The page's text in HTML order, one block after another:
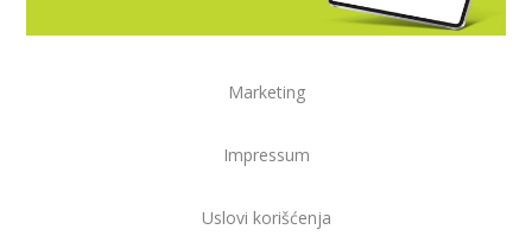
Marketing
Impressum
Uslovi korišćenja